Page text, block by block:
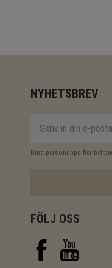
NYHETSBREV
Dina personuppgifter
FÖLJ OSS